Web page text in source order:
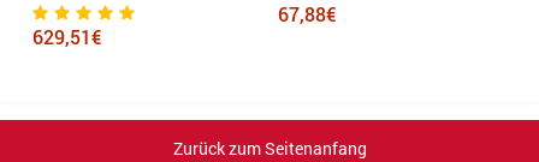
629,51€
67,88€
Zurück zum Seitenanfang